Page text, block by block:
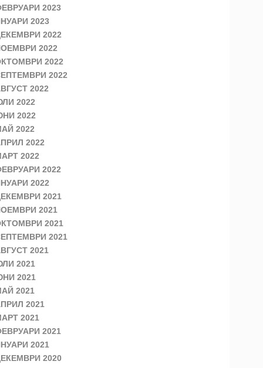
2023
2023
2022
2022
2022
2022
2022
2022
2022
2022
2022
2022
2022
2022
2021
2021
2021
2021
2021
2021
2021
2021
2021
2021
2021
2021
2020